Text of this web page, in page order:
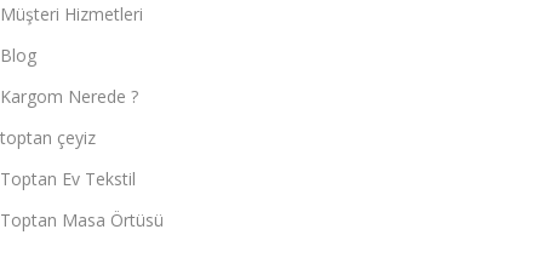
Müşteri Hizmetleri
Blog
Kargom Nerede ?
toptan çeyiz
Toptan Ev Tekstil
Toptan Masa Örtüsü